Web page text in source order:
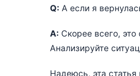
Q: А если я
A: Скорее всего,
Анализируйте
Надеюсь, эта